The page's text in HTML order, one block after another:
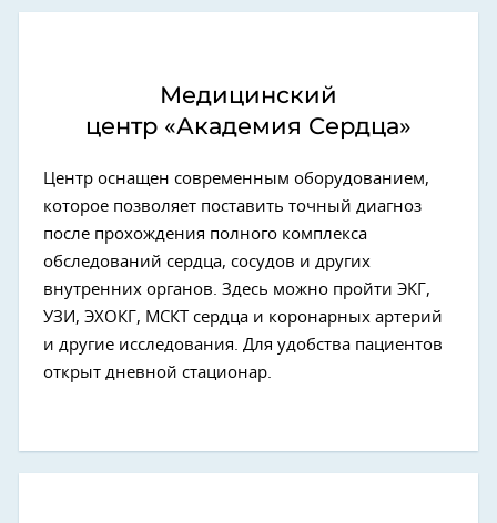
Медицинский
центр «Академия Сердца»
Центр оснащен современным оборудованием,
которое позволяет поставить точный диагноз
после прохождения полного комплекса
обследований сердца, сосудов и других
внутренних органов. Здесь можно пройти ЭКГ,
УЗИ, ЭХОКГ, МСКТ сердца и коронарных артерий
и другие исследования. Для удобства пациентов
открыт дневной стационар.